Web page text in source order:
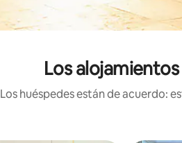
Los
Los huéspedes están de acuerdo: